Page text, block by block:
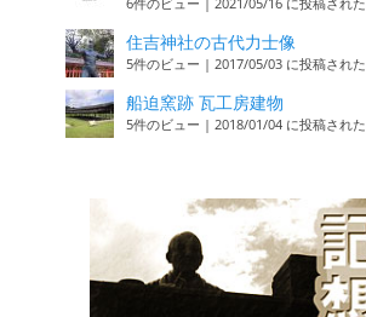
住吉神社の古代力士像
5件のビュー | 2017/05/03 に投稿された
船迫窯跡 瓦工房建物
5件のビュー | 2018/01/04 に投稿された